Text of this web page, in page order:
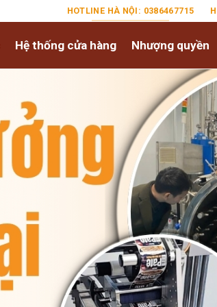
HOTLINE HÀ NỘI: 0386467715
Hệ thống cửa hàng Nhượng quyền